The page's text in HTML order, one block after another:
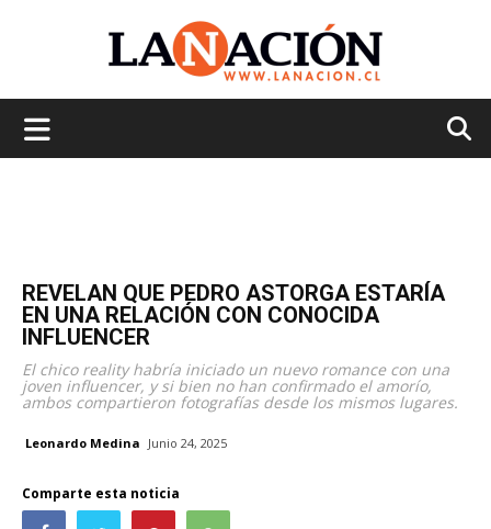
REVELAN QUE PEDRO ASTORGA ESTARÍA
EN UNA RELACIÓN CON CONOCIDA
INFLUENCER
El chico reality habría iniciado un nuevo romance con una
joven influencer, y si bien no han confirmado el amorío,
ambos compartieron fotografías desde los mismos lugares.
Leonardo Medina Junio 24, 2025
Comparte esta noticia